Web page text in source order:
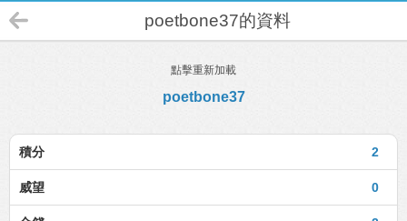
poetbone37的資料
點擊重新加載
poetbone37
2
積分
0
威望